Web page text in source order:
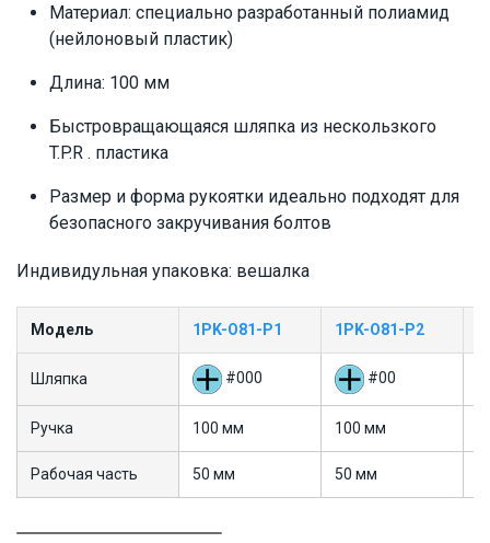
Материал: специально разработанный полиамид
(нейлоновый пластик)
Длина: 100 мм
Быстровращающаяся шляпка из нескользкого
T.P.R . пластика
Размер и форма рукоятки идеально подходят для
безопасного закручивания болтов
Индивидульная упаковка: вешалка
Модель 1PK-O81-P1 1PK-O81-P2
Шляпка #000 #00
Ручка 100 мм 100 мм
Рабочая часть 50 мм 50 мм